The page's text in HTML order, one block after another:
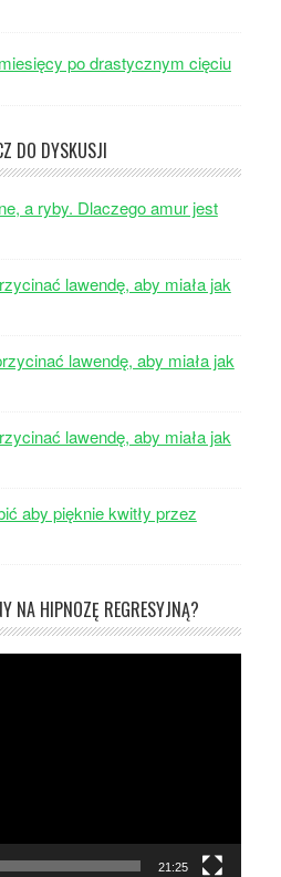
po drastycznym cięciu
DO DYSKUSJI
a ryby. Dlaczego amur jest
lawendę, aby miała jak
lawendę, aby miała jak
lawendę, aby miała jak
aby pięknie kwitły przez
NA HIPNOZĘ REGRESYJNĄ?
21:25